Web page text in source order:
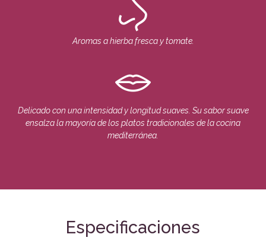
Aromas a hierba fresca y tomate.
Delicado con una intensidad y longitud suaves. Su sabor suave
ensalza la mayoría de los platos tradicionales de la cocina
mediterránea.
Especificaciones